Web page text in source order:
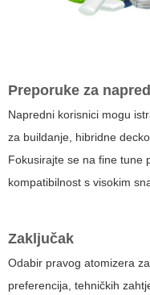
Preporuke za
Napredni korisnici mogu
za buildanje, hibridne
Fokusirajte se na fine tune
kompatibilnost s visokim
Zaključak
Odabir pravog atomizera
preferencija, tehničkih